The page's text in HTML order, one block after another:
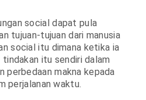
social dapat pula
tujuan-tujuan dari manusia
social itu dimana ketika ia
itu sendiri dalam
perbedaan makna kepada
perjalanan waktu.